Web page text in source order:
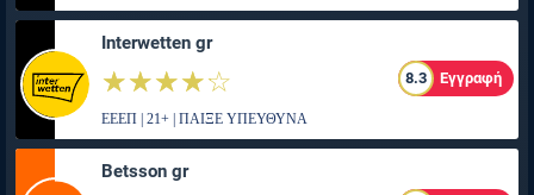
Interwetten gr
☆☆☆☆☆
★★★★★ 8.3 Εγγραφή
ΕΕΕΠ | 21+ | ΠΑΙΞΕ ΥΠΕΥΘΥΝΑ
Betsson gr